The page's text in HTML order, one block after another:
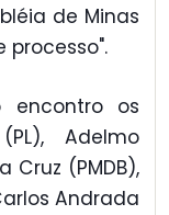
de Minas
encontro os
Adelmo
Cruz (PMDB),
Andrada